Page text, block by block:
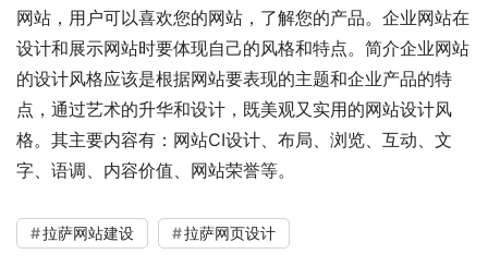
网站，用户可以喜欢您的网站，了解您的产品。企业网站在
设计和展示网站时要体现自己的风格和特点。简介企业网站
的设计风格应该是根据网站要表现的主题和企业产品的特
点，通过艺术的升华和设计，既美观又实用的网站设计风
格。其主要内容有：网站CI设计、布局、浏览、互动、文
字、语调、内容价值、网站荣誉等。
拉萨网站建设 拉萨网页设计